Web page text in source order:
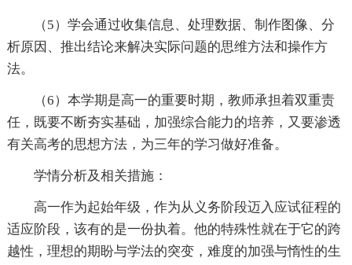
（5）学会通过收集信息、处理数据、制作图像、分
析原因、推出结论来解决实际问题的思维方法和操作方
法。
（6）本学期是高一的重要时期，教师承担着双重责
任，既要不断夯实基础，加强综合能力的培养，又要渗透
有关高考的思想方法，为三年的学习做好准备。
学情分析及相关措施：
高一作为起始年级，作为从义务阶段迈入应试征程的
适应阶段，该有的是一份执着。他的特殊性就在于它的跨
越性，理想的期盼与学法的突变，难度的加强与惰性的生